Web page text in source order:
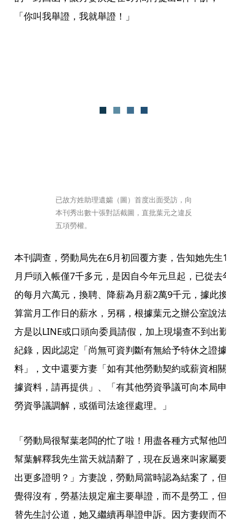
「你叫我舉證，我就舉證！」
已故方姓助理遺孀（圖）首度出面受訪，向
本刊秀出數十張對話截圖，直批葉元之違反
五項勞權。
本刊調查，勞動局先在6月初回覆方妻，告知她先生1
月戶頭入帳僅7千多元，是因自今年元旦起，已從去
的每月六萬元，換聘、降薪為月薪2萬9千元，據此換
算當月工作日的薪水，另稱，根據葉元之辦公室說法
方是以LINE或口頭向委員請假，加上現場查不到出勤
紀錄，因此認定「尚無可資判斷有無給予特休之證據
料」，文中還要方妻「如有其他勞動契約或薪資相關
據資料，請再提供」、「有其他勞資爭議可向本局申
勞資爭議調解，或循司法途徑處理。」
「勞動局很幫葉老闆的忙了啦！用盡各種方式幫他凹
幫葉解釋我先生當天就請辭了，現在反過來叫家屬要
出更多證明？」方妻說，勞動局當時認為結案了，但
覺得沒有，勞基法規定雇主要舉證，而不是勞工，但
替先生討公道，她又繼續再舉證申訴。因方妻鍥而不